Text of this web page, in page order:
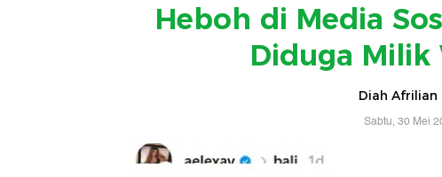
Heboh di Media
Diduga Milik
Diah Afrilian
Sabtu, 30 Mei